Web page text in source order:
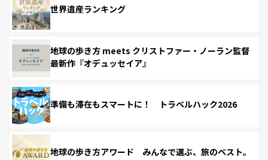
世界遺産ランキング
地球の歩き方 meets クリストファー・ノーラン監督
最新作『オデュッセイア』
準備も滞在もスマートに！ トラベルハック2026
地球の歩き方アワード みんなで選ぶ、旅のベスト。